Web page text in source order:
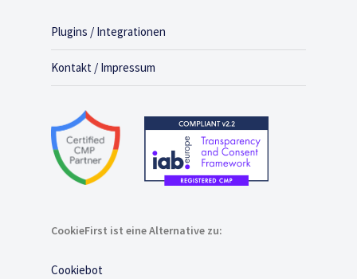
Plugins / Integrationen
Kontakt / Impressum
CookieFirst ist eine Alternative zu:
Cookiebot